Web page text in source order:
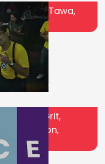
Cerita, Tawa,
GRACE (Grit,